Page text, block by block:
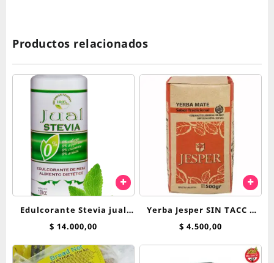
Productos relacionados
Edulcorante Stevia jual
600cc liquida
$ 14.000,00
Yerba Jesper SIN TACC x
500 g
$ 4.500,00